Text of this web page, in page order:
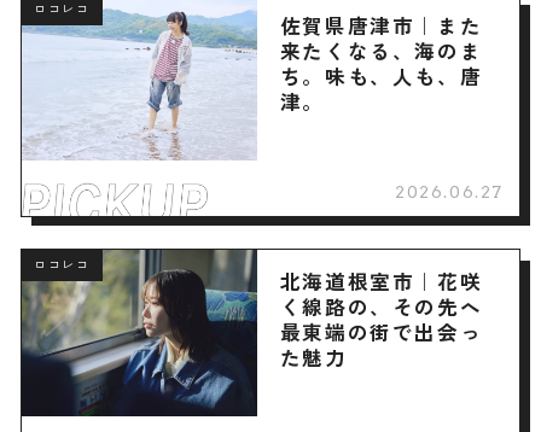
ロコレコ
佐賀県唐津市｜また
来たくなる、海のま
ち。味も、人も、唐
津。
2026.06.27
ロコレコ
北海道根室市｜花咲
く線路の、その先へ
最東端の街で出会っ
た魅力